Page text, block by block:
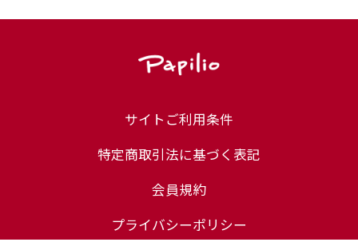
サイトご利用条件
特定商取引法に基づく表記
会員規約
プライバシーポリシー